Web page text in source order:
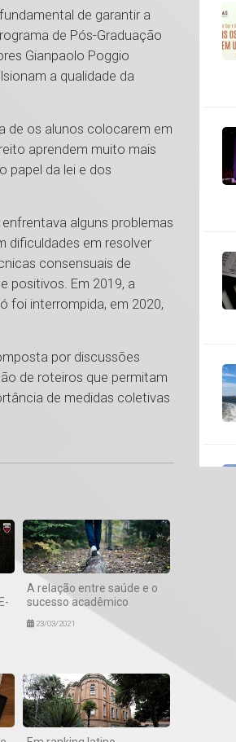
de garantir a
de Pós-Graduação
Gianpaolo Poggio
a qualidade da
de os alunos colocarem em
aprendem muito mais
papel da lei e dos
alguns problemas
dificuldades em resolver
consensuais de
positivos. Em 2019, a
foi interrompida, em 2020,
por discussões
de roteiros que permitam
de medidas coletivas
A relação entre saúde e o
sucesso acadêmico
23/03/2021